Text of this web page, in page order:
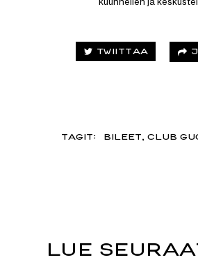
TWIITTAA
TAGIT: BILEET CLUB
LUE